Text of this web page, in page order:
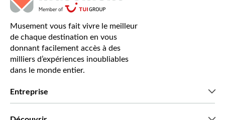
Musement vous fait vivre le meilleur
de chaque destination en vous
donnant facilement accès à des
milliers d’expériences inoubliables
dans le monde entier.
Entreprise